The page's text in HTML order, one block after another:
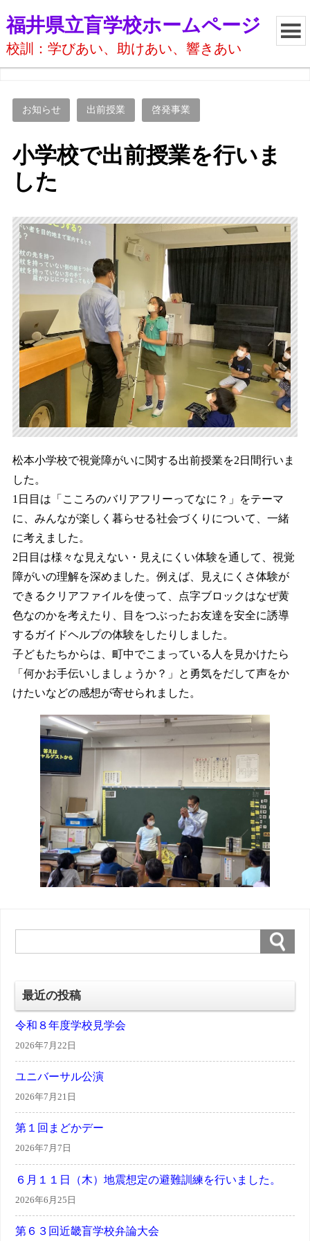
福井県立盲学校ホームページ
校訓：学びあい、助けあい、響きあい
お知らせ 出前授業 啓発事業
小学校で出前授業を行いま
した
松本小学校で視覚障がいに関する出前授業を2日間行いま
した。
1日目は「こころのバリアフリーってなに？」をテーマ
に、みんなが楽しく暮らせる社会づくりについて、一緒
に考えました。
2日目は様々な見えない・見えにくい体験を通して、視覚
障がいの理解を深めました。例えば、見えにくさ体験が
できるクリアファイルを使って、点字ブロックはなぜ黄
色なのかを考えたり、目をつぶったお友達を安全に誘導
するガイドヘルプの体験をしたりしました。
子どもたちからは、町中でこまっている人を見かけたら
「何かお手伝いしましょうか？」と勇気をだして声をか
けたいなどの感想が寄せられました。
最近の投稿
令和８年度学校見学会
2026年7月22日
ユニバーサル公演
2026年7月21日
第１回まどかデー
2026年7月7日
６月１１日（木）地震想定の避難訓練を行いました。
2026年6月25日
第６３回近畿盲学校弁論大会